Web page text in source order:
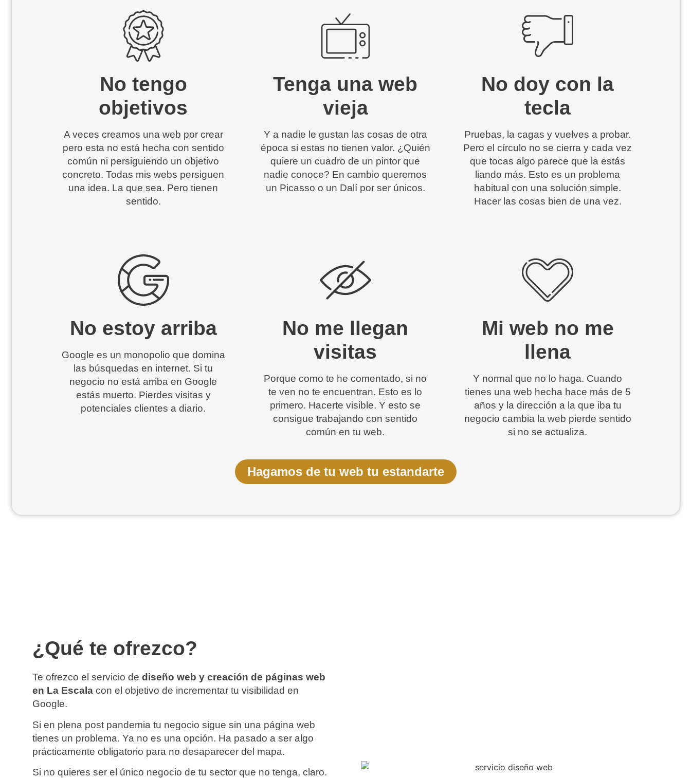
No tengo
objetivos
A veces creamos una web por crear
pero esta no está hecha con sentido
común ni persiguiendo un objetivo
concreto. Todas mis webs persiguen
una idea. La que sea. Pero tienen
sentido.
Tenga una web
vieja
Y a nadie le gustan las cosas de otra
época si estas no tienen valor. ¿Quién
quiere un cuadro de un pintor que
nadie conoce? En cambio queremos
un Picasso o un Dalí por ser únicos.
No doy con la
tecla
Pruebas, la cagas y vuelves a probar.
Pero el círculo no se cierra y cada vez
que tocas algo parece que la estás
liando más. Esto es un problema
habitual con una solución simple.
Hacer las cosas bien de una vez.
No estoy arriba
Google es un monopolio que domina
las búsquedas en internet. Si tu
negocio no está arriba en Google
estás muerto. Pierdes visitas y
potenciales clientes a diario.
No me llegan
visitas
Porque como te he comentado, si no
te ven no te encuentran. Esto es lo
primero. Hacerte visible. Y esto se
consigue trabajando con sentido
común en tu web.
Mi web no me
llena
Y normal que no lo haga. Cuando
tienes una web hecha hace más de 5
años y la dirección a la que iba tu
negocio cambia la web pierde sentido
si no se actualiza.
Hagamos de tu web tu estandarte
¿Qué te ofrezco?
Te ofrezco el servicio de diseño web y creación de páginas web
en La Escala con el objetivo de incrementar tu visibilidad en
Google.
Si en plena post pandemia tu negocio sigue sin una página web
tienes un problema. Ya no es una opción. Ha pasado a ser algo
prácticamente obligatorio para no desaparecer del mapa.
Si no quieres ser el único negocio de tu sector que no tenga, claro.